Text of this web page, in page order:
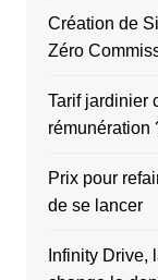
Création de
Zéro
Tarif jardinier
rémunération
Prix pour
de se lancer
Infinity Drive,